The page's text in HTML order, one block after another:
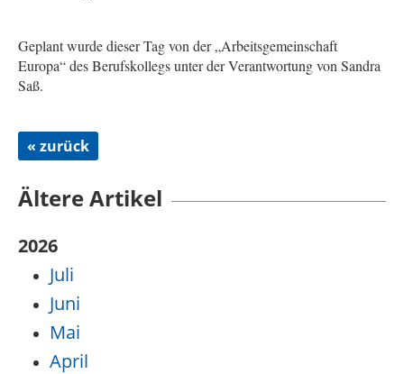
Geplant wurde dieser Tag von der „Arbeitsgemeinschaft
Europa“ des Berufskollegs unter der Verantwortung von Sandra
Saß.
« zurück
Ältere Artikel
2026
Juli
Juni
Mai
April